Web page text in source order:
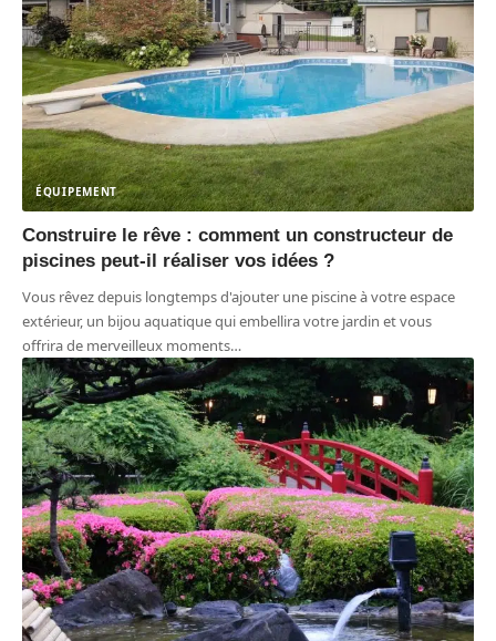
ÉQUIPEMENT
Construire le rêve : comment un constructeur de
piscines peut-il réaliser vos idées ?
Vous rêvez depuis longtemps d'ajouter une piscine à votre espace
extérieur, un bijou aquatique qui embellira votre jardin et vous
offrira de merveilleux moments…